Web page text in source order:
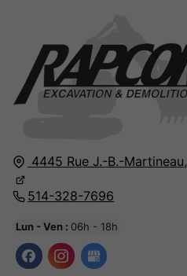
4445 Rue J.-B.-Martineau,
514-328-7696
Lun - Ven : 06h - 18h